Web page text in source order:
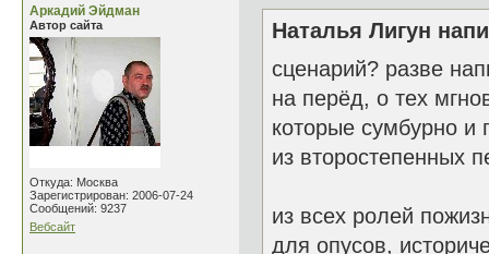
Аркадий Эйдман
Автор сайта
Откуда: Москва
Зарегистрирован: 2006-07-24
Сообщений: 9237
Вебсайт
Наталья Лигун
сценарий? разве
на перёд, о тех
которые сумбурно и
из второстепенных
из всех ролей
для опусов,